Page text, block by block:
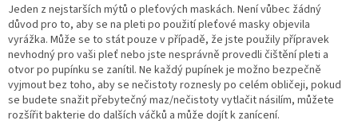
Jeden z nejstarších mýtů o pleťových maskách. Není vůbec žádný
důvod pro to, aby se na pleti po použití pleťové masky objevila
vyrážka. Může se to stát pouze v případě, že jste použily přípravek
nevhodný pro vaši pleť nebo jste nesprávně provedli čištění pleti a
otvor po pupínku se zanítil. Ne každý pupínek je možno bezpečně
vyjmout bez toho, aby se nečistoty roznesly po celém obličeji, pokud
se budete snažit přebytečný maz/nečistoty vytlačit násilím, můžete
rozšířit bakterie do dalších váčků a může dojít k zanícení.